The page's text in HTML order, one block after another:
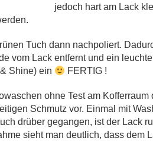
jedoch hart am Lack
Tuch dann nachpoliert.
vom Lack entfernt und ein
Shine) ein
FERTIG !
ohne Test am Kofferraum
Schmutz vor. Einmal mit
drüber gegangen, ist der Lack
sieht man deutlich, dass dem